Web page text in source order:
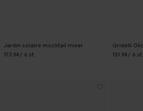
Jardin solaire mocktail mixer
173.94/ 6 st.
Gridelli
131.94/ 6 st.